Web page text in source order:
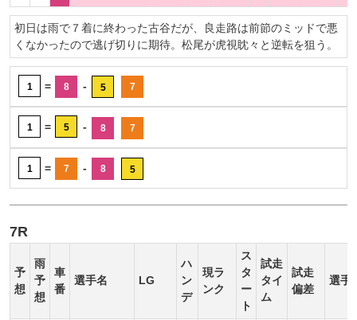
初日は雨で７着に終わった古谷だが、良走路は前節のミッドで悪
くなかったので逃げ切りに期待。松尾が虎視眈々と逆転を狙う。
1 = 8 - 5 7
1 = 5 - 8 7
1 = 7 - 8 5
7R
予
想
雨
予
想
車
番
選手名 LG
ハ
ン
デ
現ラ
ンク
ス
タ
ー
ト
試走
タイ
ム
試走
偏差
選手